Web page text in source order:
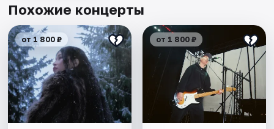
Похожие концерты
от 1 800 ₽ от 1 800 ₽